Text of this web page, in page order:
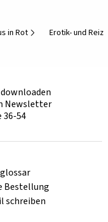
in Rot Erotik- und
Newsletter
54
Bestellung
schreiben